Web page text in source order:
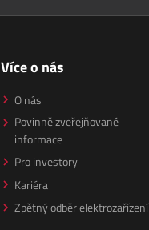
Více o nás
O nás
Povinně zveřejňované
informace
Pro investory
Kariéra
Zpětný odběr elektrozařízení